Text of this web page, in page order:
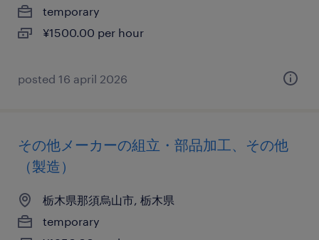
temporary
¥1500.00 per hour
posted 16 april 2026
その他メーカーの組立・部品加工、その他
（製造）
栃木県那須烏山市, 栃木県
temporary